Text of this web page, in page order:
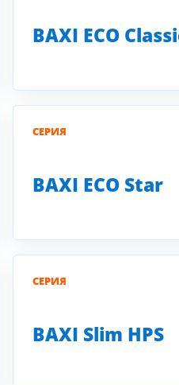
BAXI ECO
СЕРИЯ
BAXI ECO Star
СЕРИЯ
BAXI Slim HPS